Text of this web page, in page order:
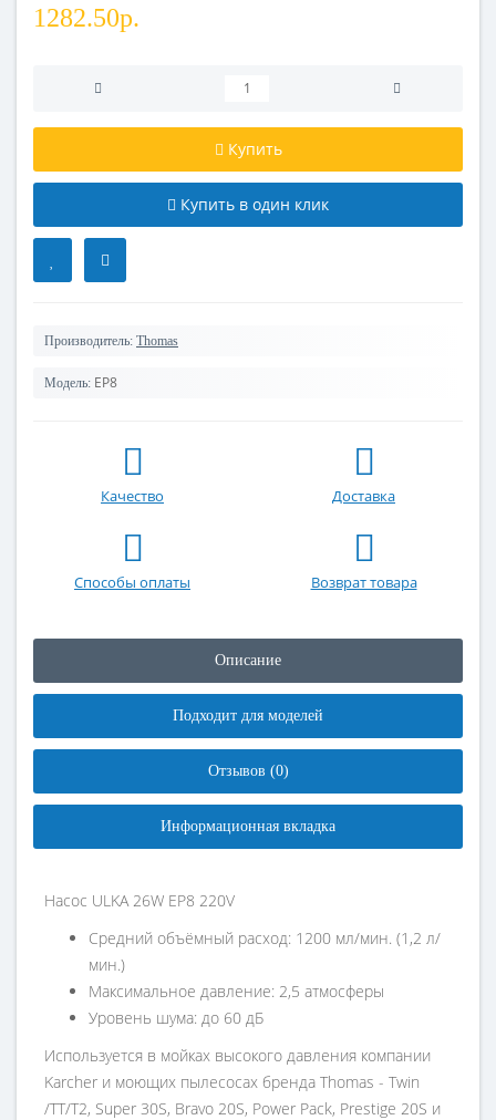
1282.50р.
Купить
Купить в один клик
Производитель: Thomas
Модель: EP8
Качество Доставка
Способы оплаты Возврат товара
Описание
Подходит для моделей
Отзывов (0)
Информационная вкладка
Насос ULKA 26W EP8 220V
Cредний объёмный расход: 1200 мл/мин. (1,2 л/
мин.)
Максимальное давление: 2,5 атмосферы
Уровень шума: до 60 дБ
Используется в мойках высокого давления компании
Karcher и моющих пылесосах бренда Thomas - Twin
/TT/T2, Super 30S, Bravo 20S, Power Pack, Prestige 20S и